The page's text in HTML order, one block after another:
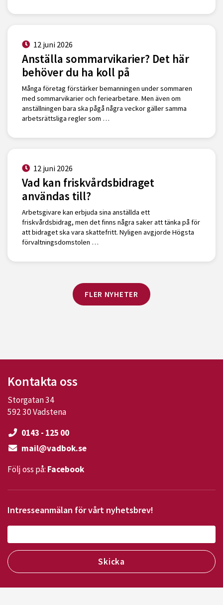
12 juni 2026
Anställa sommarvikarier? Det här
behöver du ha koll på
Många företag förstärker bemanningen under sommaren
med sommarvikarier och feriearbetare. Men även om
anställningen bara ska pågå några veckor gäller samma
arbetsrättsliga regler som …
12 juni 2026
Vad kan friskvårdsbidraget
användas till?
Arbetsgivare kan erbjuda sina anställda ett
friskvårdsbidrag, men det finns några saker att tänka på för
att bidraget ska vara skattefritt. Nyligen avgjorde Högsta
förvaltningsdomstolen …
FLER NYHETER
Kontakta oss
Storgatan 34
592 30 Vadstena
0143 - 125 00
mail@vadbok.se
Följ oss på: Facebook
Intresseanmälan för vårt nyhetsbrev!